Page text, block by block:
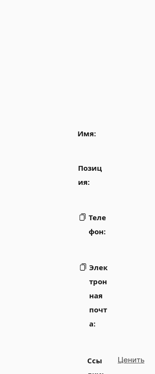
Имя:
Позиц
ия:
Теле
фон:
Элек
трон
ная
почт
а:
Ссы
Ценить